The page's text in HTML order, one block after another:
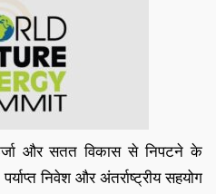
और सतत विकास से निपटने के
निवेश और अंतर्राष्ट्रीय सहयोग